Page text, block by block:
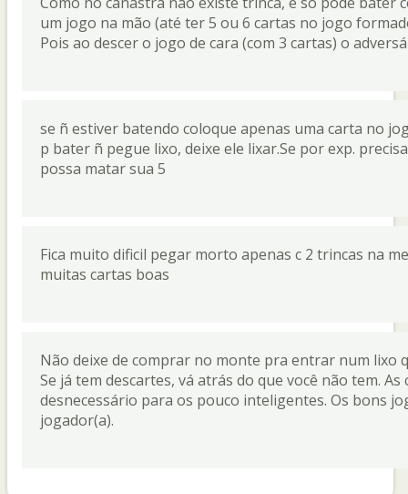
um jogo na mão (até ter 5 ou 6 cartas no jogo
Pois ao descer o jogo de cara (com 3 cartas) o
se ñ estiver batendo coloque apenas uma carta no
p bater ñ pegue lixo, deixe ele lixar.Se por exp.
possa matar sua 5
Fica muito dificil pegar morto apenas c 2 trincas na
muitas cartas boas
Não deixe de comprar no monte pra entrar num lixo
Se já tem descartes, vá atrás do que você não tem.
desnecessário para os pouco inteligentes. Os bons
jogador(a).